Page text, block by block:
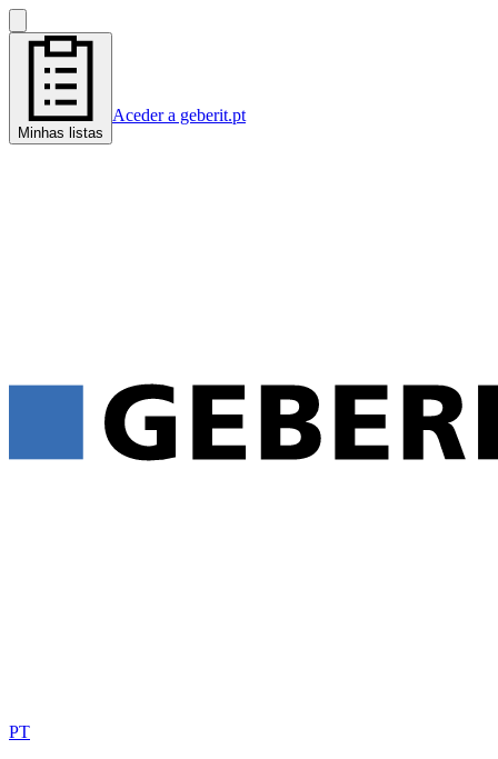
Minhas listas
Aceder a geberit.pt
PT